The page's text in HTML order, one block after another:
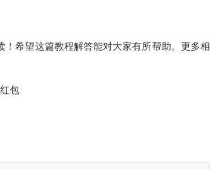
希望这篇教程解答能对大家有所帮助。更多相
包